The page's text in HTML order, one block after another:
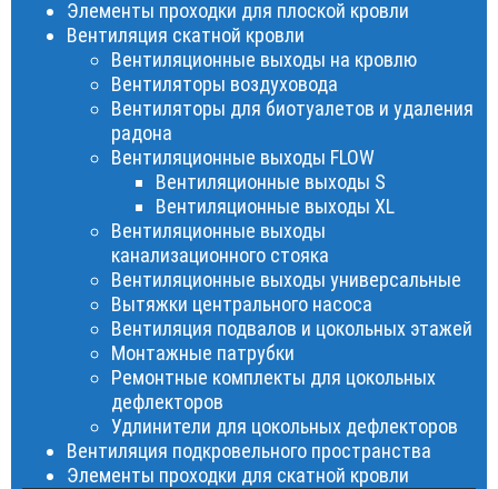
Элементы проходки для плоской кровли
Вентиляция скатной кровли
Вентиляционные выходы на кровлю
Вентиляторы воздуховода
Вентиляторы для биотуалетов и удаления
радона
Вентиляционные выходы FLOW
Вентиляционные выходы S
Вентиляционные выходы XL
Вентиляционные выходы
канализационного стояка
Вентиляционные выходы универсальные
Вытяжки центрального насоса
Вентиляция подвалов и цокольных этажей
Монтажные патрубки
Ремонтные комплекты для цокольных
дефлекторов
Удлинители для цокольных дефлекторов
Вентиляция подкровельного пространства
Элементы проходки для скатной кровли